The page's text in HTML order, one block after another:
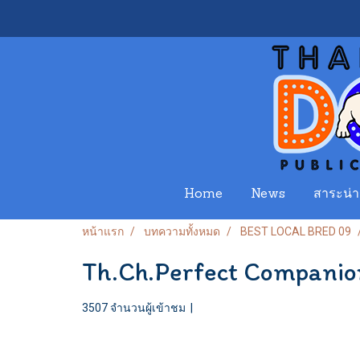
Home News สาระน่
หน้าแรก บทความทั้งหมด BEST LOCAL BRED 09
Th.Ch.Perfect
3507 จำนวนผู้เข้าชม |